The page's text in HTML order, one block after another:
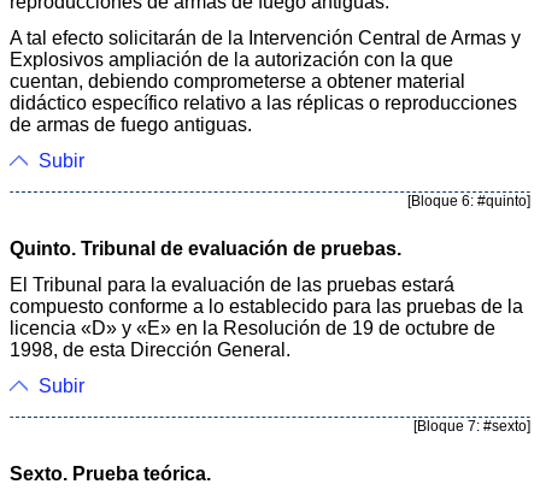
A tal efecto solicitarán de la Intervención Central de Armas y
Explosivos ampliación de la autorización con la que
cuentan, debiendo comprometerse a obtener material
didáctico específico relativo a las réplicas o reproducciones
de armas de fuego antiguas.
Subir
[Bloque 6: #quinto]
Quinto. Tribunal de evaluación de pruebas.
El Tribunal para la evaluación de las pruebas estará
compuesto conforme a lo establecido para las pruebas de la
licencia «D» y «E» en la Resolución de 19 de octubre de
1998, de esta Dirección General.
Subir
[Bloque 7: #sexto]
Sexto. Prueba teórica.